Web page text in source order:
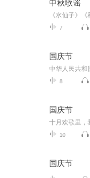
中秋歌谣
7
国庆节
8
国庆节
10
国庆节